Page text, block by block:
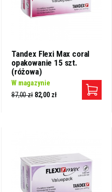
Tandex Flexi Max coral
opakowanie 15 szt.
(różowa)
W magazynie
87,00 zł 82,00 zł